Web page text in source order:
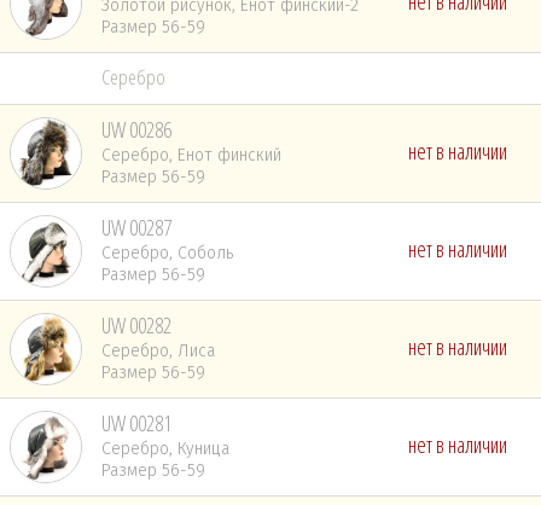
Золотой рисунок, Енот финский-2
Размер 56-59
Серебро
UW 00286
Серебро, Енот финский
Размер 56-59
нет в наличии
UW 00287
Серебро, Соболь
Размер 56-59
нет в наличии
UW 00282
Серебро, Лиса
Размер 56-59
нет в наличии
UW 00281
Серебро, Куница
Размер 56-59
нет в наличии